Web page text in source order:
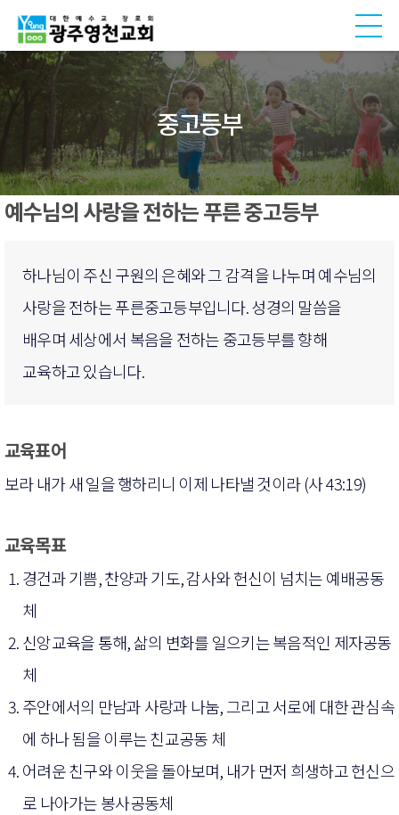
중고등부
예수님의 사랑을 전하는 푸른 중고등부
하나님이 주신 구원의 은혜와 그 감격을 나누며 예수님의
사랑을 전하는 푸른중고등부입니다. 성경의 말씀을
배우며 세상에서 복음을 전하는 중고등부를 향해
교육하고 있습니다.
교육표어
보라 내가 새 일을 행하리니 이제 나타낼 것이라 (사 43:19)
교육목표
경건과 기쁨, 찬양과 기도, 감사와 헌신이 넘치는 예배공동
체
신앙교육을 통해, 삶의 변화를 일으키는 복음적인 제자공동
체
주안에서의 만남과 사랑과 나눔, 그리고 서로에 대한 관심속
에 하나 됨을 이루는 친교공동 체
어려운 친구와 이웃을 돌아보며, 내가 먼저 희생하고 헌신으
로 나아가는 봉사공동체